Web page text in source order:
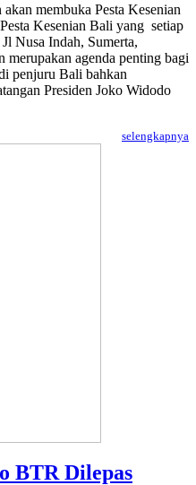
membuka Pesta Kesenian
Kesenian Bali yang setiap
Nusa Indah, Sumerta,
merupakan agenda penting bagi
penjuru Bali bahkan
Presiden Joko Widodo
selengkapnya
BTR Dilepas